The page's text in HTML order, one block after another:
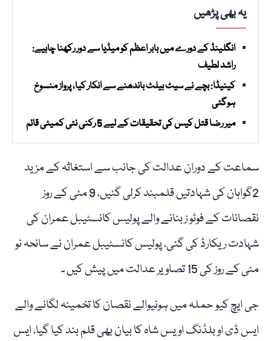
یہ بھی پڑھیں
انگلینڈ کے دورے میں بابر اعظم کو میڈیا سے دور رکھنا چاہیے:
راشد لطیف
کینیڈا: بچے نے سیٹ بیلٹ باندھنے سے انکار کیا، پرواز منسوخ
ہوگئی
میر رضا قتل کیس کی تحقیقات کے لیے 5 رکنی نئی کمیٹی قائم
سماعت کے دوران عدالت کی جانب سے استغاثہ کے مزید
2گواہان کی شہادتیں قلمبند کرلی گئیں، 9 مئی کے روز
نقصانات کے فوٹو ز بنانے والے پولیس کانسٹیبل عمران کی
شہادت ریکارڈ کی گئی، پولیس کانسٹیبل عمران نے سانحہ نو
مئی کے روز کی 15 تصاویر عدالت میں پیش کیں ۔
جی ایچ کیو حملہ میں ہونیوالے نقصان کا تخمینہ لگانے والے
ایس ڈی او بلڈنگ اویس شاہ کا بیان بھی قلم بند کیا گیا، ایس